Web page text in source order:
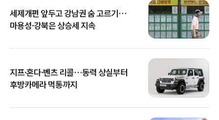
세제개편 앞두고 강남권 숨 고르기…
마용성·강북은 상승세 지속
지프·혼다·벤츠 리콜…동력 상실부터
후방카메라 먹통까지